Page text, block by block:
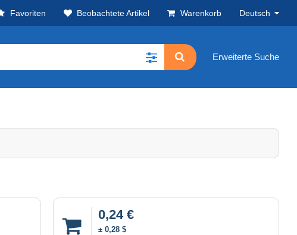
Favoriten Beobachtete Artikel Warenkorb Deutsch
Erweiterte Suche
0,24 €
± 0,28 $